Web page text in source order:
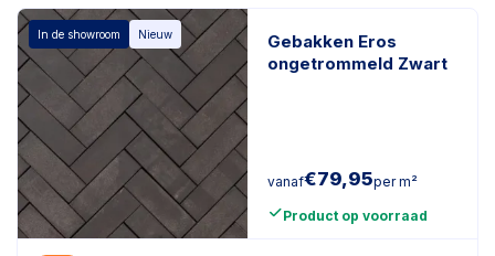
In de showroom Nieuw
Gebakken Eros
ongetrommeld Zwart
vanaf€79,95per m²
Product op voorraad